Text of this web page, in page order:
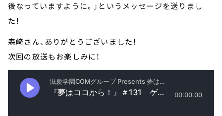
後なっていますように。」というメッセージを送りまし
た！
森﨑さん、ありがとうございました！
次回の放送もお楽しみに！